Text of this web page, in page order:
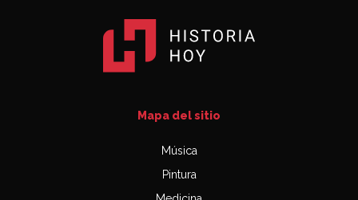
Mapa del sitio
Música
Pintura